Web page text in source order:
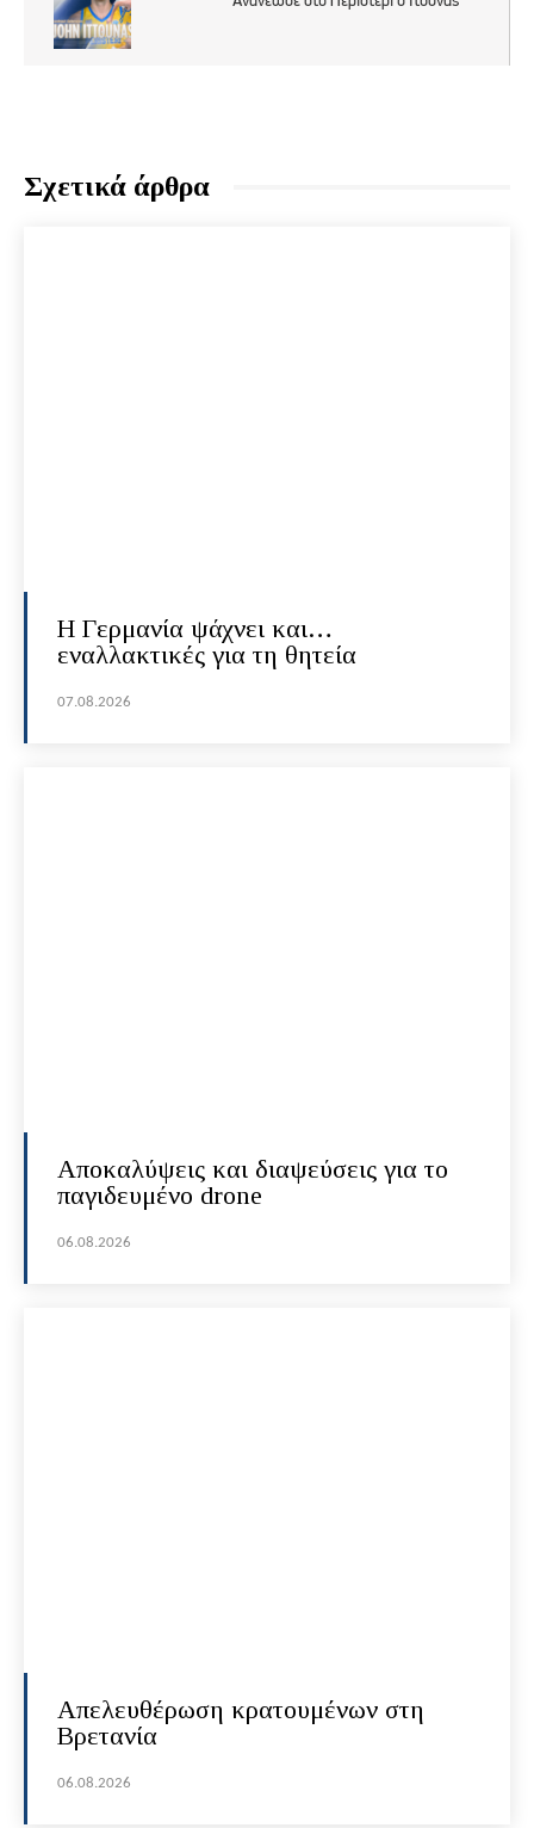
Σχετικά άρθρα
H Γερμανία ψάχνει και…
εναλλακτικές για τη θητεία
07.08.2026
Αποκαλύψεις και διαψεύσεις για το
παγιδευμένο drone
06.08.2026
Απελευθέρωση κρατουμένων στη
Βρετανία
06.08.2026